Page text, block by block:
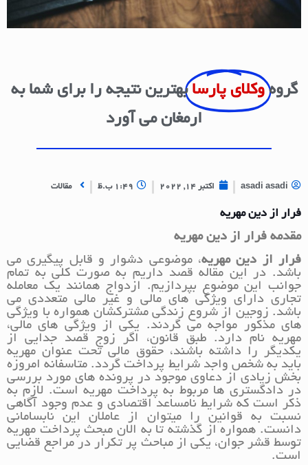
گروه وکلای پارسا بهترین نتیجه را برای شما به
ارمغان می آورد
asadi asadi اکتبر 14, 2022 1:49 ب.ظ مقالات
فرار از دین مهریه
مقدمه فرار از دین مهریه
فرار از دین مهریه، موضوعی دشوار و قابل پیگیری می
باشد. در این مقاله قصد داریم به صورت کلی به تمام
جوانب این موضوع بپردازیم. ازدواج همانند یک معامله
تجاری دارای ویژگی های مالی و غیر مالی متعددی می
باشد. زوجین از شروع زندگی مشترکشان همواره با ویژگی
های مذکور مواجه می گردند. یکی از ویژگی های مالی،
مهریه نام دارد. طبق قانون، اگر زوج قصد جدایی از
یکدیگر را داشته باشند، حقوق مالی تحت عنوان مهریه
باید به شخص واجد شرایط پرداخت گردد. متاسفانه امروزه
بخش زیادی از دعاوی موجود در پرونده های مورد بررسی
در دادگستری ها مربوط به پرداخت مهریه است. لازم به
ذکر است که شرایط نامساعد اقتصادی و عدم وجود آگاهی
نسبت به قوانین را میتوان از عاملان این نابسامانی
دانست. همواره از گذشته تا به الان مبحث پرداخت مهریه
توسط قشر جوان، یکی از مباحث پر تکرار در مراجع قضایی
است.